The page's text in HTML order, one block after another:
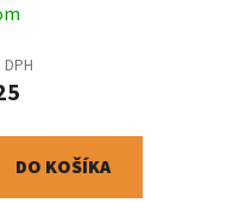
DO KOŠÍKA